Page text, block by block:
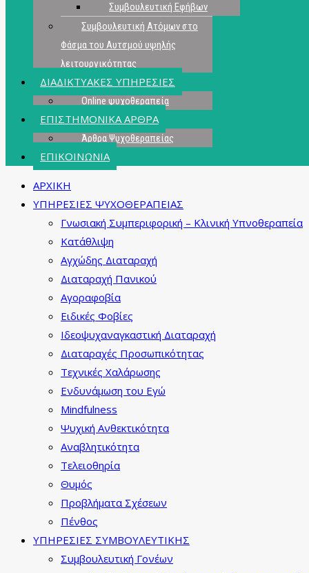
Συμβουλευτική Εφήβων
Συμβουλευτική Ατόμων στο
Φάσμα του Αυτσμού υψηλής
λειτουργικότητας
ΔΙΑΔΙΚΤΥΑΚΕΣ ΥΠΗΡΕΣΙΕΣ
Online ψυχοθεραπεία
ΕΠΙΣΤΗΜΟΝΙΚΑ ΑΡΘΡΑ
Άρθρα Ψυχοθεραπείας
ΕΠΙΚΟΙΝΩΝΙΑ
ΑΡΧΙΚΗ
ΥΠΗΡΕΣΙΕΣ ΨΥΧΟΘΕΡΑΠΕΙΑΣ
Γνωσιακή Συμπεριφορική – Κλινική Υπνοθεραπεία
Κατάθλιψη
Αγχώδης Διαταραχή
Διαταραχή Πανικού
Αγοραφοβία
Ειδικές Φοβίες
Ιδεοψυχαναγκαστική Διαταραχή
Διαταραχές Προσωπικότητας
Τεχνικές Χαλάρωσης
Ενδυνάμωση του Εγώ
Mindfulness
Ψυχική Ανθεκτικότητα
Αναβλητικότητα
Τελειοθηρία
Θυμός
Προβλήματα Σχέσεων
Πένθος
ΥΠΗΡΕΣΙΕΣ ΣΥΜΒΟΥΛΕΥΤΙΚΗΣ
Συμβουλευτική Γονέων